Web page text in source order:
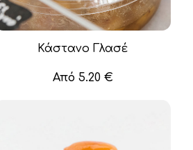
Κάστανο Γλασέ
Από 5.20 €